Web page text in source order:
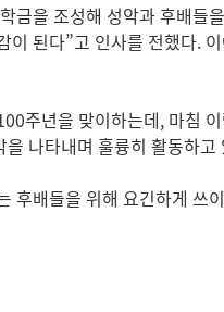
금을 조성해 성악과 후배
된다”고 인사를 전했다.
주년을 맞이하는데, 마침
나타내며 훌륭히 활동하
후배들을 위해 요긴하게